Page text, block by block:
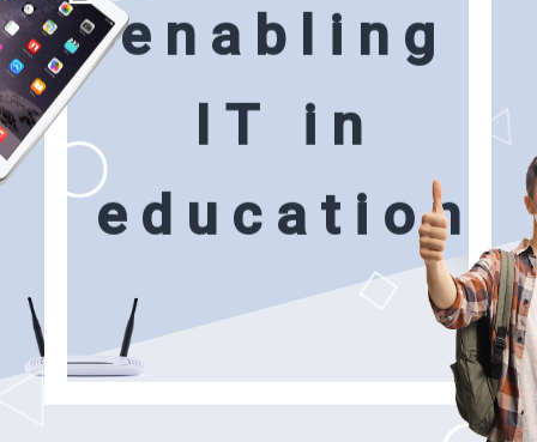
e n a b i n g
I T i n
e d u c a t i on